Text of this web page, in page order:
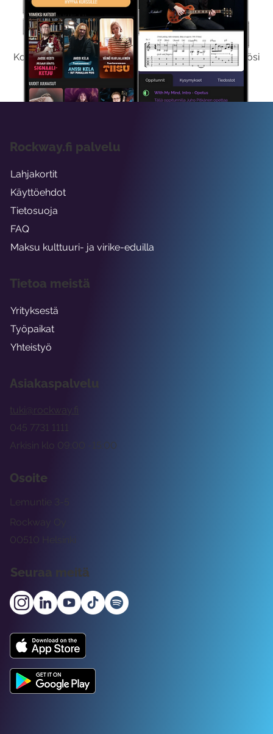
Kokeile Ilmaiseksi
Kokeilemalla ilmaiseksi saat koko sisältömme käyttöösi
viikon ajaksi.
Asiakaspalvelu
tuki@rockway.fi
Arkisin klo 09:00 -15:00
045 7731 1111
Osoite
Rockway Oy
Lemuntie 3-5
00510 Helsinki
Seuraa meitä
Rockway.fi palvelu
Lahjakortit
Käyttöehdot
Tietosuoja
FAQ
Maksu kulttuuri- ja virike-eduilla
Tietoa meistä
Yrityksestä
Työpaikat
Yhteistyö